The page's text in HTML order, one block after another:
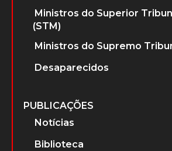
Ministros do Superior
(STM)
Ministros do Supremo
Desaparecidos
PUBLICAÇÕES
Notícias
Biblioteca